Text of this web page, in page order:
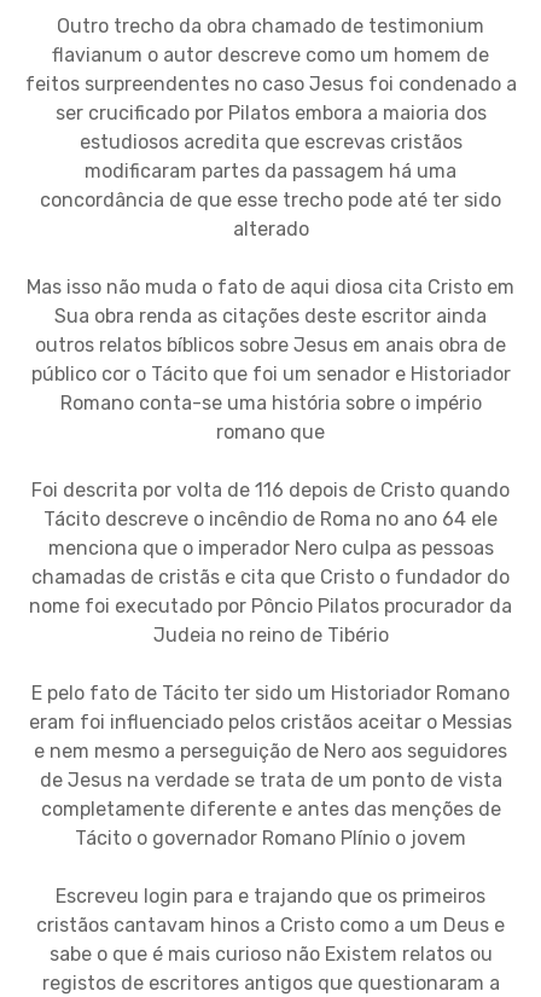
Outro trecho da obra chamado de testimonium
flavianum o autor descreve como um homem de
feitos surpreendentes no caso Jesus foi condenado a
ser crucificado por Pilatos embora a maioria dos
estudiosos acredita que escrevas cristãos
modificaram partes da passagem há uma
concordância de que esse trecho pode até ter sido
alterado
Mas isso não muda o fato de aqui diosa cita Cristo em
Sua obra renda as citações deste escritor ainda
outros relatos bíblicos sobre Jesus em anais obra de
público cor o Tácito que foi um senador e Historiador
Romano conta-se uma história sobre o império
romano que
Foi descrita por volta de 116 depois de Cristo quando
Tácito descreve o incêndio de Roma no ano 64 ele
menciona que o imperador Nero culpa as pessoas
chamadas de cristãs e cita que Cristo o fundador do
nome foi executado por Pôncio Pilatos procurador da
Judeia no reino de Tibério
E pelo fato de Tácito ter sido um Historiador Romano
eram foi influenciado pelos cristãos aceitar o Messias
e nem mesmo a perseguição de Nero aos seguidores
de Jesus na verdade se trata de um ponto de vista
completamente diferente e antes das menções de
Tácito o governador Romano Plínio o jovem
Escreveu login para e trajando que os primeiros
cristãos cantavam hinos a Cristo como a um Deus e
sabe o que é mais curioso não Existem relatos ou
registos de escritores antigos que questionaram a